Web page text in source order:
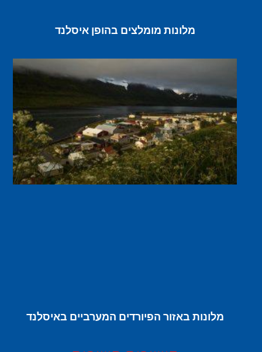
מלונות מומלצים בהופן איסלנד
מלונות באזור הפיורדים המערביים באיסלנד